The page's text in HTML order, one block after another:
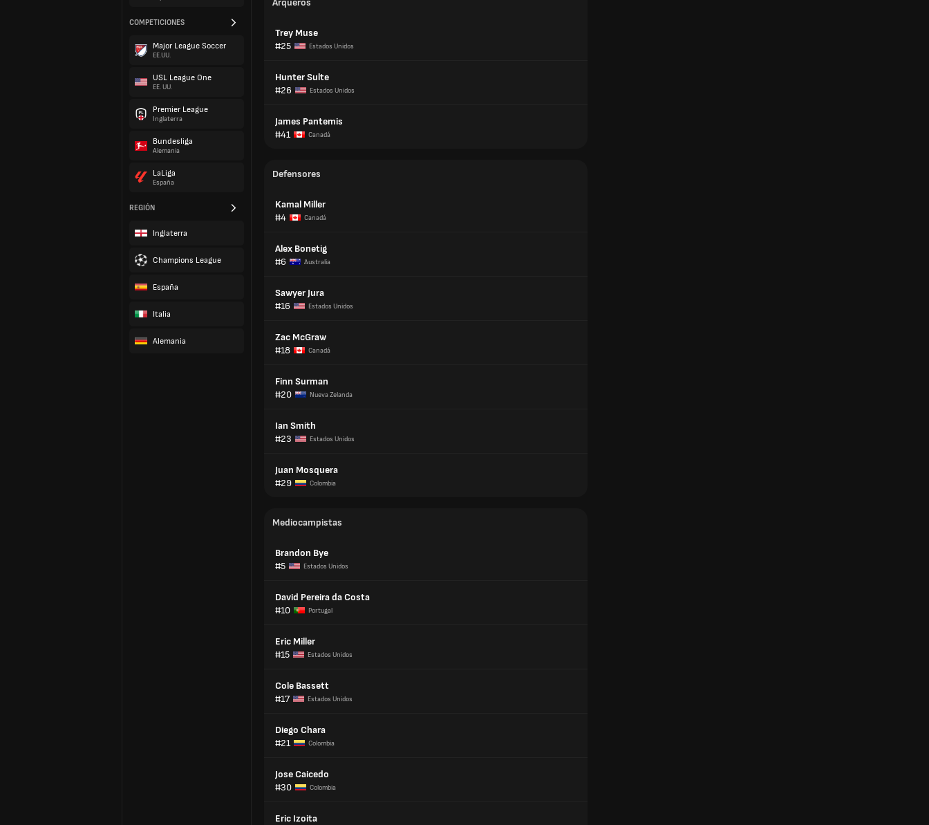
COMPETICIONES
Major League Soccer
EE.UU.
USL League One
EE. UU.
Premier League
Inglaterra
Bundesliga
Alemania
LaLiga
España
REGIÓN
Inglaterra
Champions League
España
Italia
Alemania
Arqueros
Trey Muse
#25
Estados Unidos
Hunter Sulte
#26
Estados Unidos
James Pantemis
#41
Canadá
Defensores
Kamal Miller
#4
Canadá
Alex Bonetig
#6
Australia
Sawyer Jura
#16
Estados Unidos
Zac McGraw
#18
Canadá
Finn Surman
#20
Nueva Zelanda
Ian Smith
#23
Estados Unidos
Juan Mosquera
#29
Colombia
Mediocampistas
Brandon Bye
#5
Estados Unidos
David Pereira da Costa
#10
Portugal
Eric Miller
#15
Estados Unidos
Cole Bassett
#17
Estados Unidos
Diego Chara
#21
Colombia
Jose Caicedo
#30
Colombia
Eric Izoita